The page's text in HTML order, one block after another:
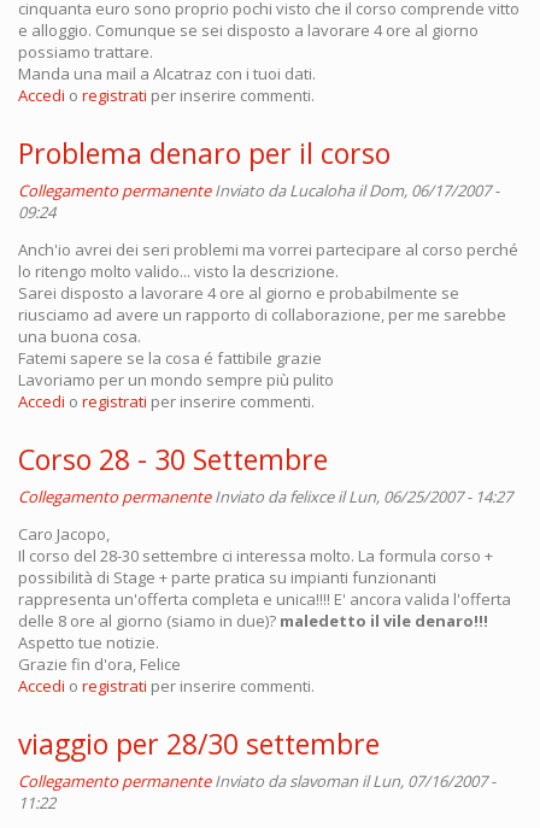
cinquanta euro sono proprio pochi visto che il corso comprende vitto
e alloggio. Comunque se sei disposto a lavorare 4 ore al giorno
possiamo trattare.
Manda una mail a Alcatraz con i tuoi dati.
Accedi o registrati per inserire commenti.
Problema denaro per il corso
Collegamento permanente Inviato daLucalohail Dom, 06/17/2007 -
09:24
Anch'io avrei dei seri problemi ma vorrei partecipare al corso perché
lo ritengo molto valido... visto la descrizione.
Sarei disposto a lavorare 4 ore al giorno e probabilmente se
riusciamo ad avere un rapporto di collaborazione, per me sarebbe
una buona cosa.
Fatemi sapere se la cosa é fattibile grazie
Lavoriamo per un mondo sempre più pulito
Accedi o registrati per inserire commenti.
Corso 28 - 30 Settembre
Collegamento permanente Inviato dafelixceil Lun, 06/25/2007 - 14:27
Caro Jacopo,
Il corso del 28-30 settembre ci interessa molto. La formula corso +
possibilità di Stage + parte pratica su impianti funzionanti
rappresenta un'offerta completa e unica!!!! E' ancora valida l'offerta
delle 8 ore al giorno (siamo in due)? maledetto il vile denaro!!!
Aspetto tue notizie.
Grazie fin d'ora, Felice
Accedi o registrati per inserire commenti.
viaggio per 28/30 settembre
Collegamento permanente Inviato daslavoman il Lun, 07/16/2007 -
11:22